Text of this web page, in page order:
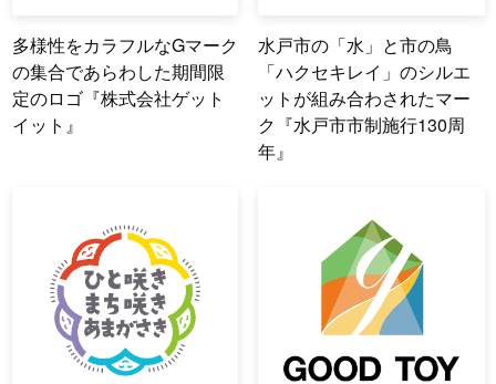
多様性をカラフルなGマーク
の集合であらわした期間限
定のロゴ『株式会社ゲット
イット』
水戸市の「水」と市の鳥
「ハクセキレイ」のシルエ
ットが組み合わされたマー
ク『水戸市市制施行130周
年』